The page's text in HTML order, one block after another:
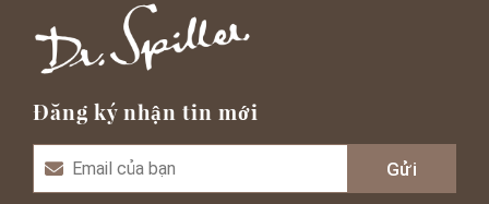
Đăng ký nhận tin mới